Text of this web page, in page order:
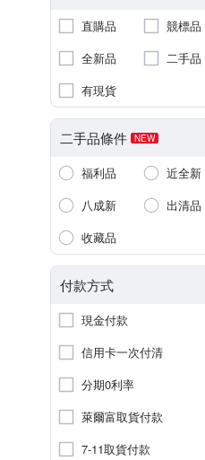
直購品
競標品
全新品
二手品
有現貨
二手品條件 NEW
福利品
近全新
八成新
出清品
收藏品
付款方式
現金付款
信用卡一次付清
分期0利率
萊爾富取貨付款
7-11取貨付款